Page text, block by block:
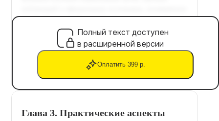
Полный текст доступен
в расширенной версии
Оплатить 399 р.
Глава 3. Практические аспекты